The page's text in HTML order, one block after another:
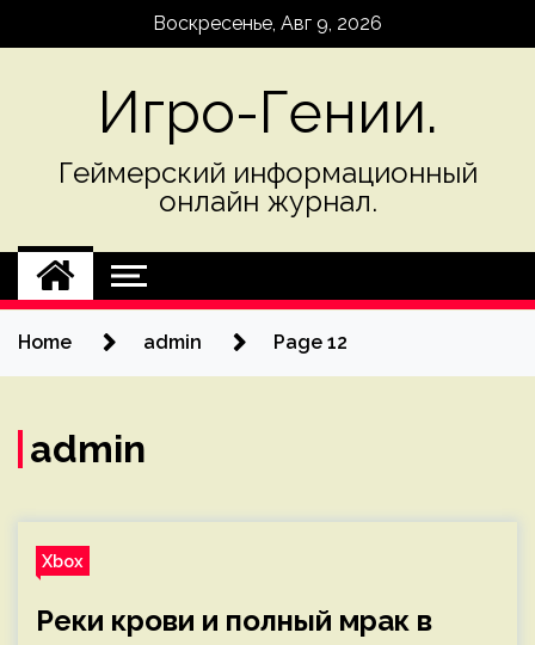
Воскресенье, Авг 9, 2026
Игро-Гении.
Геймерский информационный
онлайн журнал.
Home admin Page 12
admin
Xbox
Реки крови и полный мрак в